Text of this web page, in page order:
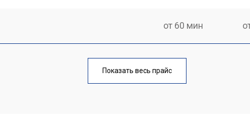
от 60 мин
от 40 мин
Показать весь прайс